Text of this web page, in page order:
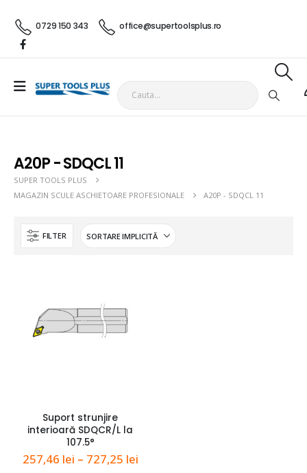
0729 150 343 office@supertoolsplus.ro
A20P - SDQCL 11
SUPER TOOLS PLUS
MAGAZIN SCULE ASCHIETOARE PROFESIONALE
A20P - SDQCL 11
FILTER
Suport strunjire
interioară SDQCR/L la
107.5°
257,46 lei – 727,25 leiInterval